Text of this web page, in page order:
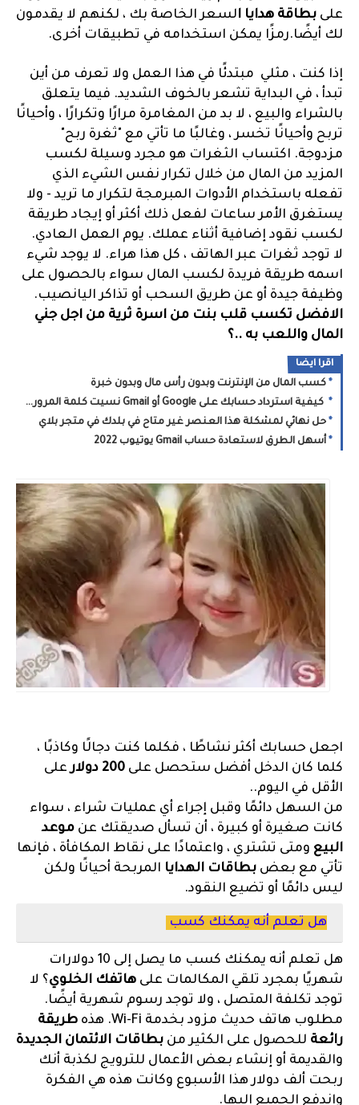
على بطاقة هدايا السعر الخاصة بك ، لكنهم لا يقدمون
لك أيضًا.رمزًا يمكن استخدامه في تطبيقات أخرى.
إذا كنت ، مثلي مبتدئًا في هذا العمل ولا تعرف من أين
تبدأ ، في البداية تشعر بالخوف الشديد. فيما يتعلق
بالشراء والبيع ، لا بد من المغامرة مرارًا وتكرارًا ، وأحيانًا
تربح وأحيانًا تخسر ، وغالبًا ما تأتي مع "ثغرة ربح"
مزدوجة. اكتساب الثغرات هو مجرد وسيلة لكسب
المزيد من المال من خلال تكرار نفس الشيء الذي
تفعله باستخدام الأدوات المبرمجة لتكرار ما تريد - ولا
يستغرق الأمر ساعات لفعل ذلك أكثر أو إيجاد طريقة
لكسب نقود إضافية أثناء عملك. يوم العمل العادي.
لا توجد ثغرات عبر الهاتف ، كل هذا هراء. لا يوجد شيء
اسمه طريقة فريدة لكسب المال سواء بالحصول على
وظيفة جيدة أو عن طريق السحب أو تذاكر اليانصيب.
الافضل تكسب قلب بنت من اسرة ثرية من اجل جني
المال واللعب به ..؟
اقرا ايضا
كسب المال من الإنترنت وبدون رأس مال وبدون خبرة
كيفية استرداد حسابك على Google أو Gmail نسيت كلمة المرور, السر
حل نهائي لمشكلة هذا العنصر غير متاح في بلدك في متجر بلاي
أسهل الطرق لاستعادة حساب Gmail يوتيوب 2022
اجعل حسابك أكثر نشاطًا ، فكلما كنت دجالًا وكاذبًا ،
كلما كان الدخل أفضل ستحصل على
على
الأقل في اليوم..
من السهل دائمًا وقبل إجراء أي عمليات شراء ، سواء
كانت صغيرة أو كبيرة ، أن تسأل صديقتك عن موعد
البيع ومتى تشتري ، واعتمادًا على نقاط المكافأة ، فإنها
تأتي مع بعض بطاقات الهدايا المربحة أحيانًا ولكن
ليس دائمًا أو تضيع النقود.
هل تعلم أنه يمكنك كسب
هل تعلم أنه يمكنك كسب ما يصل إلى 10 دولارات
شهريًا بمجرد تلقي المكالمات على هاتفك الخلوي؟ لا
توجد تكلفة المتصل ، ولا توجد رسوم شهرية أيضًا.
مطلوب هاتف حديث مزود بخدمة Wi-Fi. هذه
طريقة
رائعة للحصول على الكثير من بطاقات الائتمان الجديدة
والقديمة أو إنشاء بعض الأعمال للترويج لكذبة أنك
ربحت ألف دولار هذا الأسبوع وكانت هذه هي الفكرة
واندفع الجميع إليها.